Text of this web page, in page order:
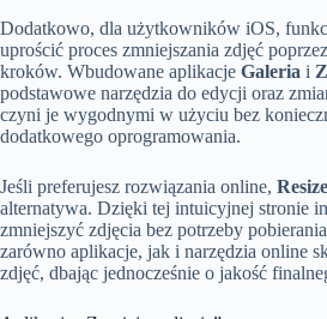
Dodatkowo, dla użytkowników iOS,
uprościć proces zmniejszania zdjęć
kroków. Wbudowane aplikacje Galeria i
podstawowe narzędzia do edycji oraz
czyni je wygodnymi w użyciu bez
dodatkowego oprogramowania.
Jeśli preferujesz rozwiązania online,
alternatywa. Dzięki tej intuicyjnej stronie
zmniejszyć zdjęcia bez potrzeby
zarówno aplikacje, jak i narzędzia online
zdjęć, dbając jednocześnie o jakość